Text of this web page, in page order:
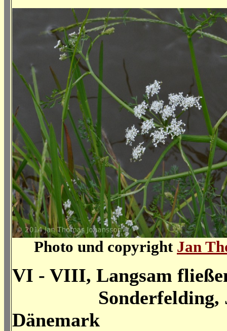
Photo und copyright Jan
VI - VIII, Langsam
Sonderfelding,
Dänemark